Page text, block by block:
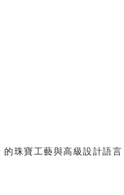
珠寶工藝與高級設計語